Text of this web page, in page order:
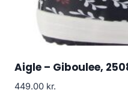
Aigle – Giboulee,
449.00 kr.